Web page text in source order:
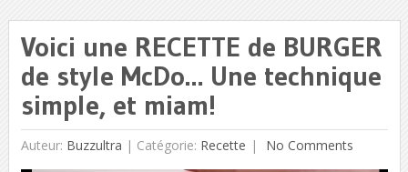
Voici une RECETTE de BURGER
de style McDo… Une technique
simple, et miam!
Auteur: Buzzultra | Catégorie: Recette No Comments